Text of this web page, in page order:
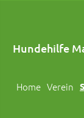
Hundehilfe
Home Verein